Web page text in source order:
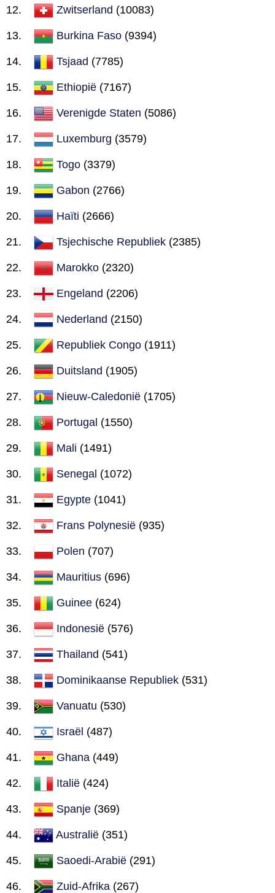
Zwitserland (10083)
Burkina Faso (9394)
Tsjaad (7785)
Ethiopië (7167)
Verenigde Staten (5086)
Luxemburg (3579)
Togo (3379)
Gabon (2766)
Haïti (2666)
Tsjechische Republiek (2385)
Marokko (2320)
Engeland (2206)
Nederland (2150)
Republiek Congo (1911)
Duitsland (1905)
Nieuw-Caledonië (1705)
Portugal (1550)
Mali (1491)
Senegal (1072)
Egypte (1041)
Frans Polynesië (935)
Polen (707)
Mauritius (696)
Guinee (624)
Indonesië (576)
Thailand (541)
Dominikaanse Republiek (531)
Vanuatu (530)
Israël (487)
Ghana (449)
Italië (424)
Spanje (369)
Australië (351)
Saoedi-Arabië (291)
Zuid-Afrika (267)